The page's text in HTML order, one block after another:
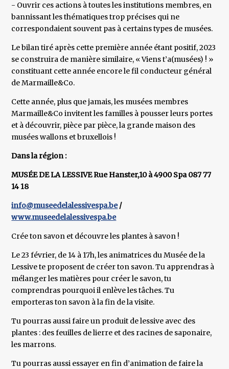
- Ouvrir ces actions à toutes les institutions membres, en
bannissant les thématiques trop précises qui ne
correspondaient souvent pas à certains types de musées.
Le bilan tiré après cette première année étant positif, 2023
se construira de manière similaire, « Viens t’a(musées) ! »
constituant cette année encore le fil conducteur général
de Marmaille&Co.
Cette année, plus que jamais, les musées membres
Marmaille&Co invitent les familles à pousser leurs portes
et à découvrir, pièce par pièce, la grande maison des
musées wallons et bruxellois !
Dans la région :
MUSÉE DE LA LESSIVE Rue Hanster,10 à 4900 Spa 087 77
14 18
info@museedelalessivespa.be/
www.museedelalessivespa.be
Crée ton savon et découvre les plantes à savon !
Le 23 février, de 14 à 17h, les animatrices du Musée de la
Lessive te proposent de créer ton savon. Tu apprendras à
mélanger les matières pour créer le savon, tu
comprendras pourquoi il enlève les tâches. Tu
emporteras ton savon à la fin de la visite.
Tu pourras aussi faire un produit de lessive avec des
plantes : des feuilles de lierre et des racines de saponaire,
les marrons.
Tu pourras aussi essayer en fin d’animation de faire la